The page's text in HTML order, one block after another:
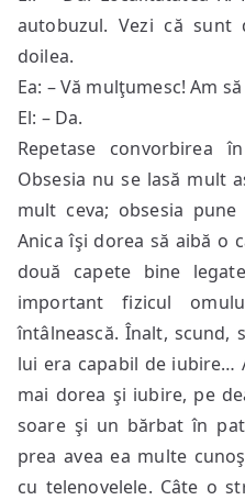
autobuzul. Vezi că sunt
doilea.
Ea: – Vă mulţumesc! Am
El: – Da.
Repetase convorbirea
Obsesia nu se lasă mult
mult ceva; obsesia
Anica îşi dorea să aibă o
două capete bine
important fizicul
întâlnească. Înalt, scund,
lui era capabil de iubire…
mai dorea şi iubire, pe
soare şi un bărbat în
prea avea ea multe
cu telenovelele. Câte o